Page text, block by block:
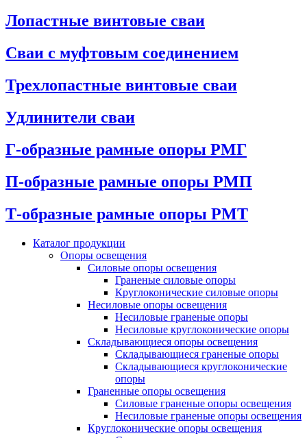
Лопастные винтовые сваи
Сваи с муфтовым соединением
Трехлопастные винтовые сваи
Удлинители сваи
Г-образные рамные опоры РМГ
П-образные рамные опоры РМП
Т-образные рамные опоры РМТ
Каталог продукции
Oпоры oсвeщения
Силовые опоры освещения
Граненые силовые опоры
Круглоконические силовые опоры
Несиловые опоры освещения
Несиловые граненые опоры
Несиловые круглоконические опоры
Складывающиеся опоры освещения
Складывающиеся граненые опоры
Складывающиеся круглоконические
опоры
Граненные опоры освещения
Силовые граненые опоры освещения
Несиловые граненые опоры освещения
Круглоконические опоры освещения